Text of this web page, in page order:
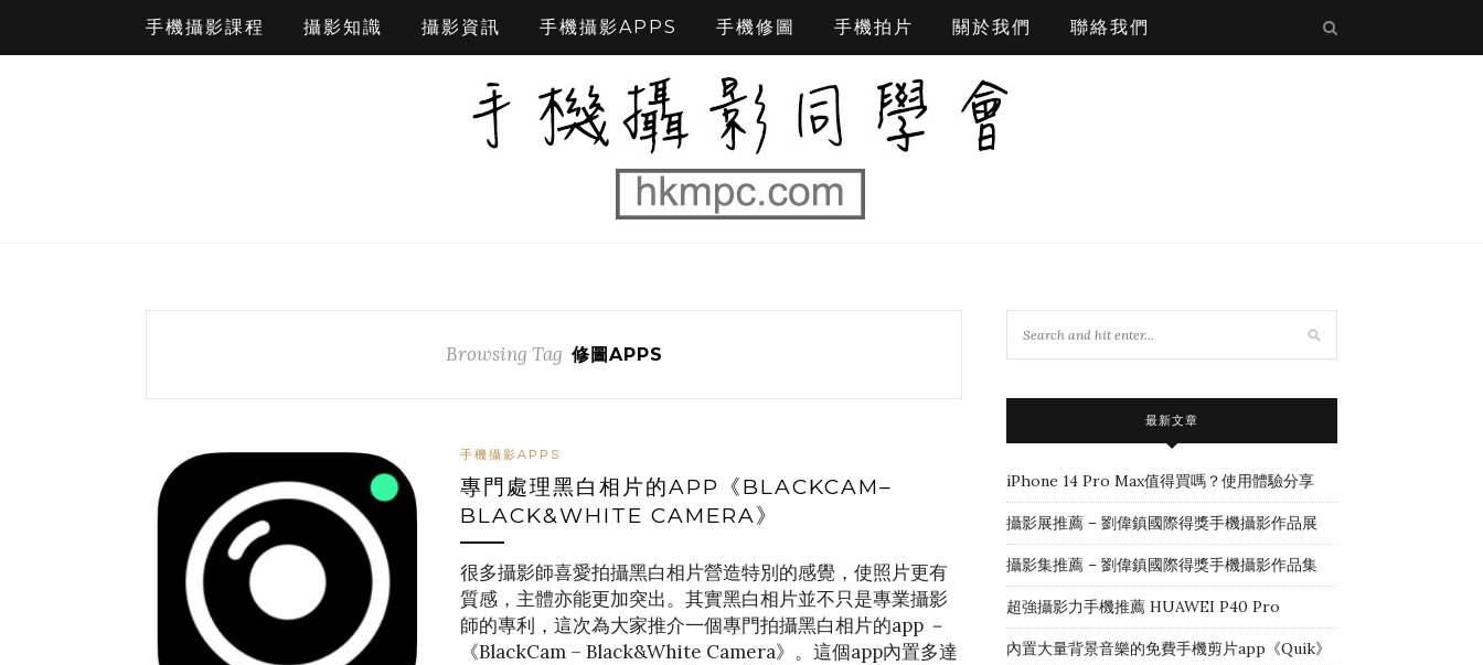
手機攝影課程 攝影知識 攝影資訊 手機攝影APPS 手機修圖 手機拍片 關於我們 聯絡我們
Browsing Tag 修圖APPS
手機攝影APPS
專門處理黑白相片的APP《BLACKCAM–
BLACK&WHITE CAMERA》
很多攝影師喜愛拍攝黑白相片營造特別的感覺，使照片更有
質感，主體亦能更加突出。其實黑白相片並不只是專業攝影
師的專利，這次為大家推介一個專門拍攝黑白相片的app －
《BlackCam – Black&White Camera》。這個app內置多達
最新文章
iPhone 14 Pro Max值得買嗎？使用體驗分享
攝影展推薦 – 劉偉鎮國際得獎手機攝影作品展
攝影集推薦 – 劉偉鎮國際得獎手機攝影作品集
超強攝影力手機推薦 HUAWEI P40 Pro
內置大量背景音樂的免費手機剪片app《Quik》